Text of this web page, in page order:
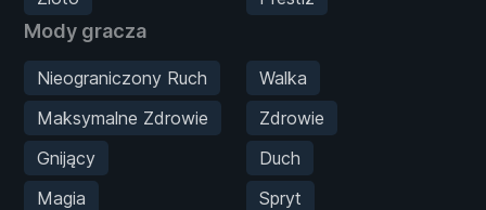
Mody gracza
Nieograniczony Ruch
Walka
Maksymalne Zdrowie
Zdrowie
Gnijący
Duch
Magia
Spryt